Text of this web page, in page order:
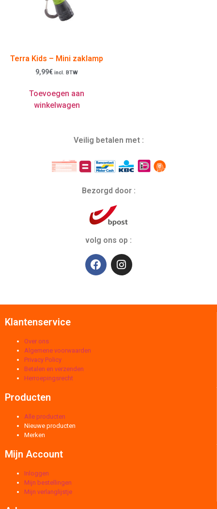
Terra Kids – Mini zaklamp
9,99€ incl. BTW
Toevoegen aan
winkelwagen
Veilig betalen met :
Bezorgd door :
volg ons op :
Klantenservice
Over ons
Algemene voorwaarden
Privacy Policy
Betalen en verzenden
Herroepingsrecht
Producten
Alle producten
Nieuwe producten
Merken
Mijn Account
Inloggen
Mijn bestellingen
Mijn verlanglijstje